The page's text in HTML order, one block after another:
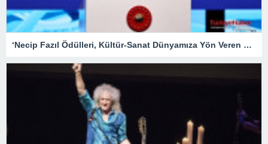
‘Necip Fazıl Ödülleri, Kültür-Sanat Dünyamıza Yön Veren Etkinliklerdendir’ – Kültür Sanat & Sinema